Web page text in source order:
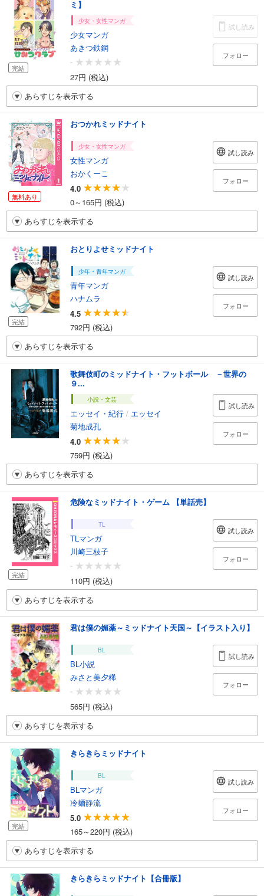
完結
ミ】
少女・女性マンガ
少女マンガ
あきつ鉄鋼
-
27円 (税込)
試し読み
フォロー
あらすじを表示する
無料あり
おつかれミッドナイト
少女・女性マンガ
女性マンガ
おかくーこ
4.0
0～165円 (税込)
試し読み
フォロー
あらすじを表示する
完結
おとりよせミッドナイト
少年・青年マンガ
青年マンガ
ハナムラ
4.5
792円 (税込)
試し読み
フォロー
あらすじを表示する
歌舞伎町のミッドナイト・フットボール －世界の
９...
小説・文芸
エッセイ・紀行 / エッセイ
菊地成孔
4.0
759円 (税込)
試し読み
フォロー
あらすじを表示する
完結
危険なミッドナイト・ゲーム 【単話売】
TL
TLマンガ
川崎三枝子
-
110円 (税込)
試し読み
フォロー
あらすじを表示する
君は僕の媚薬～ミッドナイト天国～【イラスト入り】
BL
BL小説
みさと美夕稀
-
565円 (税込)
試し読み
フォロー
あらすじを表示する
完結
きらきらミッドナイト
BL
BLマンガ
冷麺静流
5.0
165～220円 (税込)
試し読み
フォロー
あらすじを表示する
きらきらミッドナイト【合冊版】